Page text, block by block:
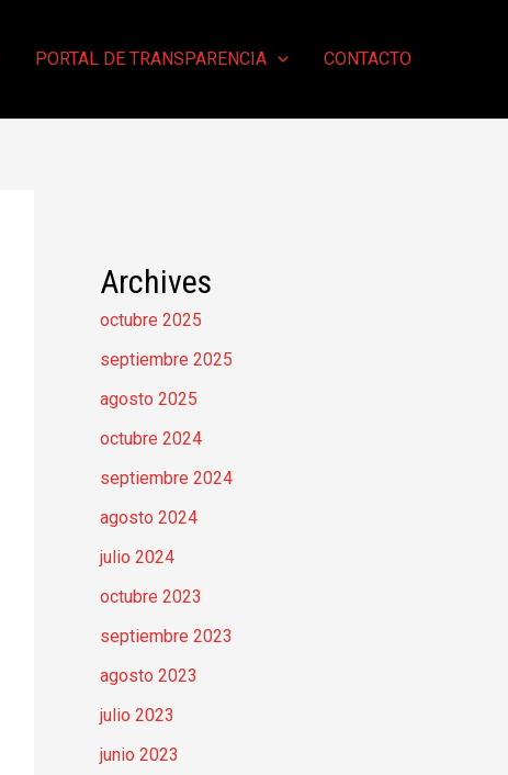
PORTAL DE TRANSPARENCIA CONTACTO
Archives
octubre 2025
septiembre 2025
agosto 2025
octubre 2024
septiembre 2024
agosto 2024
julio 2024
octubre 2023
septiembre 2023
agosto 2023
julio 2023
junio 2023